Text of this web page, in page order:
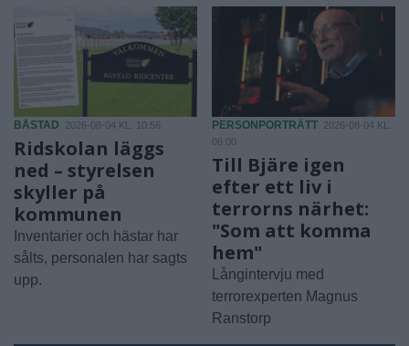
BÅSTAD 2026-08-04 KL. 10:56
Ridskolan läggs
ned – styrelsen
skyller på
kommunen
Inventarier och hästar har
sålts, personalen har sagts
upp.
PERSONPORTRÄTT 2026-08-04 KL.
06:00
Till Bjäre igen
efter ett liv i
terrorns närhet:
"Som att komma
hem"
Långintervju med
terrorexperten Magnus
Ranstorp